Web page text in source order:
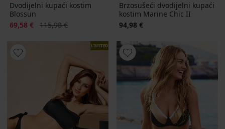
Dvodijelni kupaći kostim
Blossun
Popust
69,58 € Prvobitna cijena
115,98 €
Brzosušeći dvodijelni kupaći
kostim Marine Chic II
94,98 €
LIMITED